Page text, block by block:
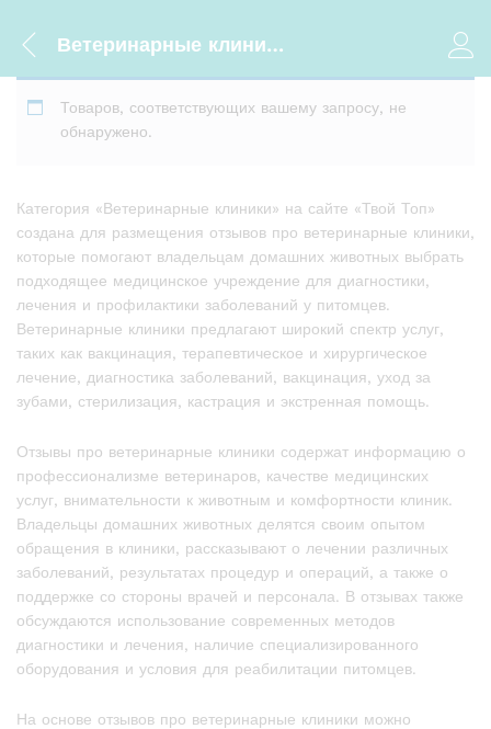
Ветеринарные клиники
Товаров, соответствующих вашему запросу, не
обнаружено.
Категория «Ветеринарные клиники» на сайте «Твой Топ»
создана для размещения отзывов про ветеринарные клиники,
которые помогают владельцам домашних животных выбрать
подходящее медицинское учреждение для диагностики,
лечения и профилактики заболеваний у питомцев.
Ветеринарные клиники предлагают широкий спектр услуг,
таких как вакцинация, терапевтическое и хирургическое
лечение, диагностика заболеваний, вакцинация, уход за
зубами, стерилизация, кастрация и экстренная помощь.
Отзывы про ветеринарные клиники содержат информацию о
профессионализме ветеринаров, качестве медицинских
услуг, внимательности к животным и комфортности клиник.
Владельцы домашних животных делятся своим опытом
обращения в клиники, рассказывают о лечении различных
заболеваний, результатах процедур и операций, а также о
поддержке со стороны врачей и персонала. В отзывах также
обсуждаются использование современных методов
диагностики и лечения, наличие специализированного
оборудования и условия для реабилитации питомцев.
На основе отзывов про ветеринарные клиники можно